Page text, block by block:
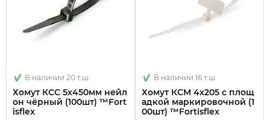
В наличии 20 т.ш.
Хомут КСС 5х450мм нейл
он чёрный (100шт) ™Fort
isflex
В наличии 16 т.ш.
Хомут КСМ 4х205 с площ
адкой маркировочной (1
00шт) ™Fortisflex